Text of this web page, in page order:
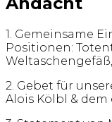
1. Gemeinsame
Positionen:
2. Gebet für
Alois Kölbl &